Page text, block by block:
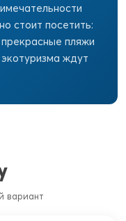
стоит посетить:
пляжи
ждут
вариант